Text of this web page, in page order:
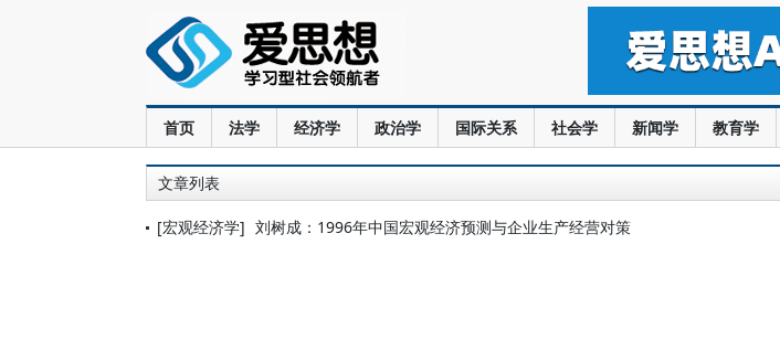
首页 法学 经济学 政治学 国际关系 社会学 新闻学 教育学
文章列表
[宏观经济学] 刘树成：1996年中国宏观经济预测与企业生产经营对策